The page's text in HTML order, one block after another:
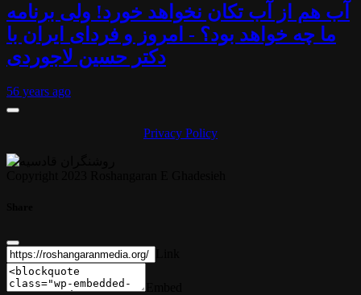
آب هم از آب تکان نخواهد خورد! ولی برنامه
ما چه خواهد بود؟ - امروز و فردای ایران با
دکتر حسین لاجوردی
56 years ago
Privacy Policy